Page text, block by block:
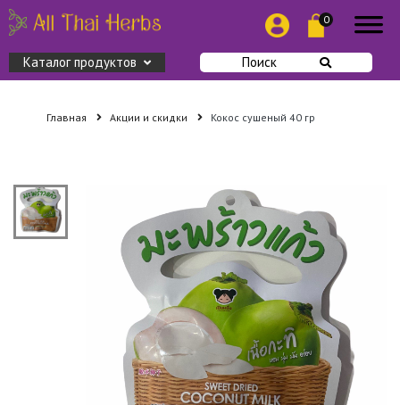
0
Каталог продуктов Поиск
Главная Акции и скидки Кокос сушеный 40 гр